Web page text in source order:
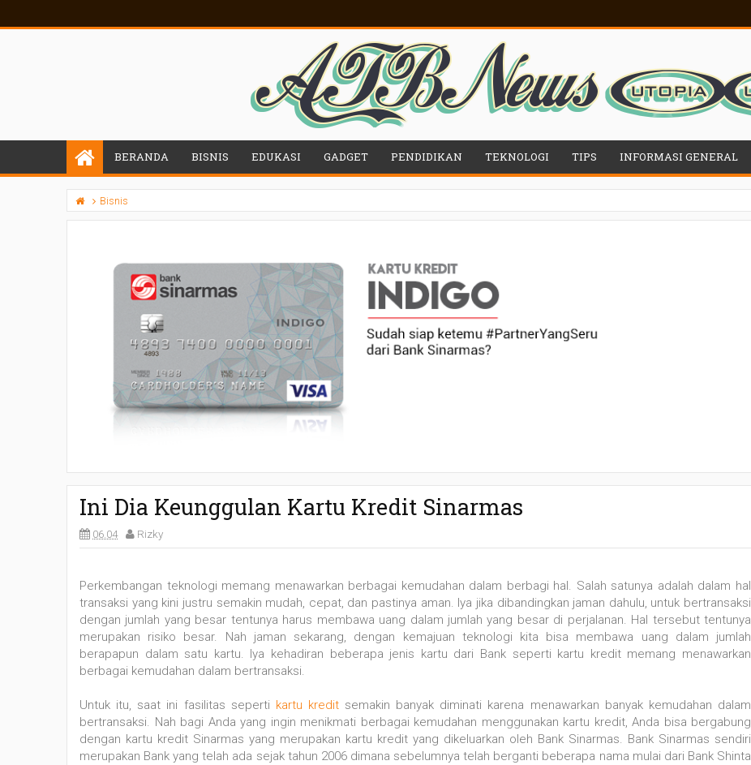
BERANDA BISNIS EDUKASI GADGET PENDIDIKAN TEKNOLOGI TIPS INFORMASI GENERAL
Bisnis
Ini Dia Keunggulan Kartu Kredit Sinarmas
06.04 Rizky
Perkembangan teknologi memang menawarkan berbagai kemudahan dalam berbagi hal. Salah satunya adalah dalam hal
transaksi yang kini justru semakin mudah, cepat, dan pastinya aman. Iya jika dibandingkan jaman dahulu, untuk bertransaksi
dengan jumlah yang besar tentunya harus membawa uang dalam jumlah yang besar di perjalanan. Hal tersebut tentunya
merupakan risiko besar. Nah jaman sekarang, dengan kemajuan teknologi kita bisa membawa uang dalam jumlah
berapapun dalam satu kartu. Iya kehadiran beberapa jenis kartu dari Bank seperti kartu kredit memang menawarkan
berbagai kemudahan dalam bertransaksi.
Untuk itu, saat ini fasilitas seperti kartu kreditsemakin banyak diminati karena menawarkan banyak kemudahan dalam
bertransaksi. Nah bagi Anda yang ingin menikmati berbagai kemudahan menggunakan kartu kredit, Anda bisa bergabung
dengan kartu kredit Sinarmas yang merupakan kartu kredit yang dikeluarkan oleh Bank Sinarmas. Bank Sinarmas sendiri
merupakan Bank yang telah ada sejak tahun 2006 dimana sebelumnya telah berganti beberapa nama mulai dari Bank Shinta